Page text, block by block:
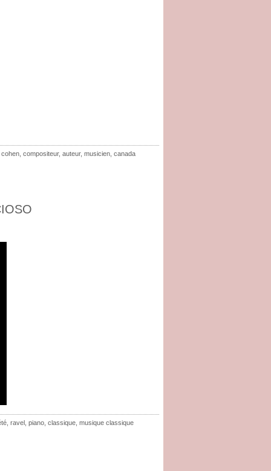
cohen compositeur, auteur, musicien canada
ravel piano classique musique classique